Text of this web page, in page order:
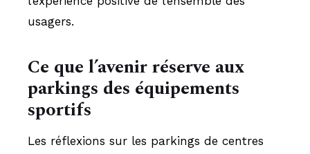
usagers.
Ce que l’avenir réserve aux
parkings des équipements
sportifs
Les réflexions sur les parkings de centres